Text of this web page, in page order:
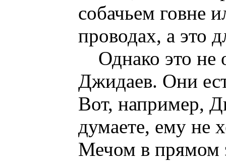
собачьем говне
проводах, а это
Однако это не
Джидаев. Они
Вот, например,
думаете, ему не
Мечом в прямом